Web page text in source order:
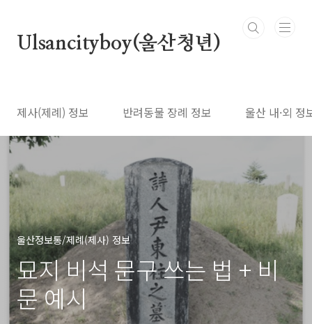
Ulsancityboy(울산청년)
제사(제례) 정보 반려동물 장례 정보 울산 내·외 정
울산정보통/제례(제사) 정보
묘지 비석 문구 쓰는 법 + 비
문 예시